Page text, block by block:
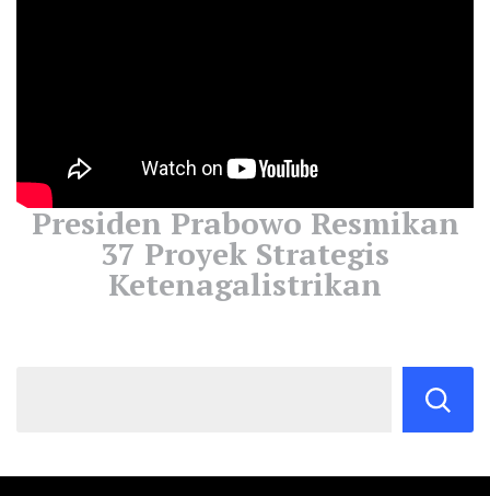
Presiden Prabowo Resmikan
37 Proyek Strategis
Ketenagalistrikan